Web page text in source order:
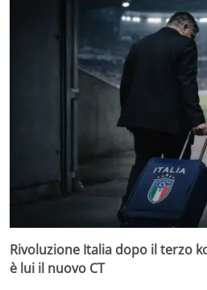
Rivoluzione Italia dopo il terzo
è lui il nuovo CT